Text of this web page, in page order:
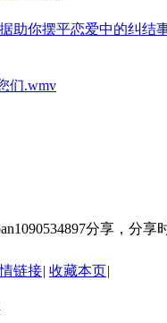
助你摆平恋爱中的纠结
们.wmv
分享，分
链接| 收藏本页|